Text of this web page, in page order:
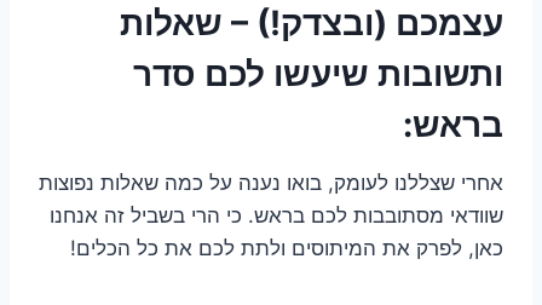
עצמכם (ובצדק!) – שאלות
ותשובות שיעשו לכם סדר
בראש:
אחרי שצללנו לעומק, בואו נענה על כמה שאלות נפוצות
שוודאי מסתובבות לכם בראש. כי הרי בשביל זה אנחנו
כאן, לפרק את המיתוסים ולתת לכם את כל הכלים!